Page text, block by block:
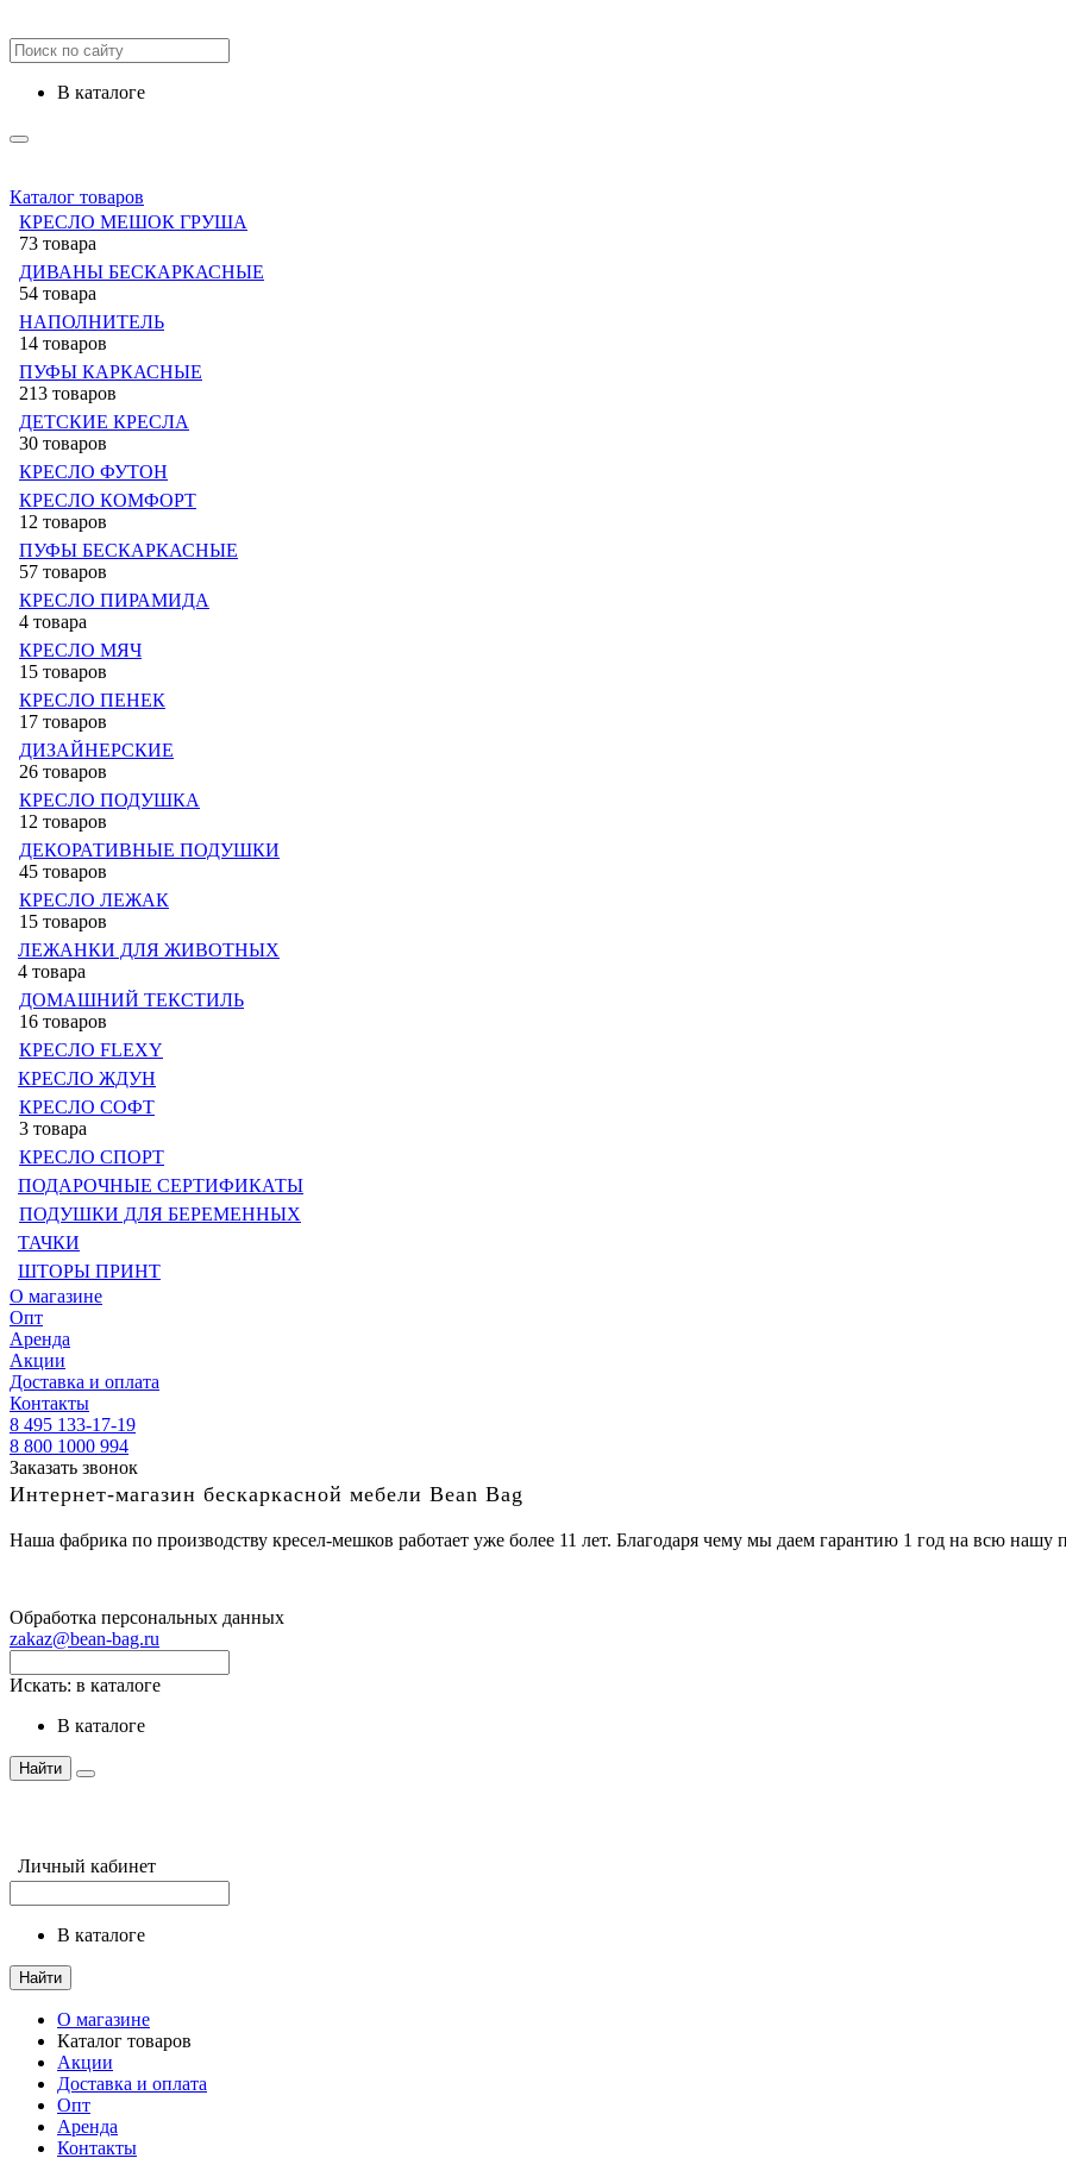
в каталоге
Каталог товаров
КРЕСЛО МЕШОК ГРУША
73 товара
ДИВАНЫ БЕСКАРКАСНЫЕ
54 товара
НАПОЛНИТЕЛЬ
14 товаров
ПУФЫ КАРКАСНЫЕ
213 товаров
ДЕТСКИЕ КРЕСЛА
30 товаров
КРЕСЛО ФУТОН
КРЕСЛО КОМФОРТ
12 товаров
ПУФЫ БЕСКАРКАСНЫЕ
57 товаров
КРЕСЛО ПИРАМИДА
4 товара
КРЕСЛО МЯЧ
15 товаров
КРЕСЛО ПЕНЕК
17 товаров
ДИЗАЙНЕРСКИЕ
26 товаров
КРЕСЛО ПОДУШКА
12 товаров
ДЕКОРАТИВНЫЕ ПОДУШКИ
45 товаров
КРЕСЛО ЛЕЖАК
15 товаров
ЛЕЖАНКИ ДЛЯ ЖИВОТНЫХ
4 товара
ДОМАШНИЙ ТЕКСТИЛЬ
16 товаров
КРЕСЛО FLEXY
КРЕСЛО ЖДУН
КРЕСЛО СОФТ
3 товара
КРЕСЛО СПОРТ
ПОДАРОЧНЫЕ СЕРТИФИКАТЫ
ПОДУШКИ ДЛЯ БЕРЕМЕННЫХ
ТАЧКИ
ШТОРЫ ПРИНТ
О магазине
Опт
Аренда
Акции
Доставка и оплата
Контакты
8 495 133-17-19
8 800 1000 994
Заказать звонок
Интернет-магазин бескаркасной мебели Bean Bag
Наша фабрика по производству кресел-мешков работает уже более 11 лет. Благодаря чему мы даем гарантию 1 год на всю нашу
Обработка персональных данных
zakaz@bean-bag.ru
Искать: в каталоге
в каталоге
Найти
Личный кабинет
в каталоге
Найти
О магазине
Каталог товаров
Акции
Доставка и оплата
Опт
Аренда
Контакты